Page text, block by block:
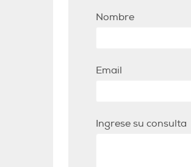
Nombre
Email
Ingrese su consulta